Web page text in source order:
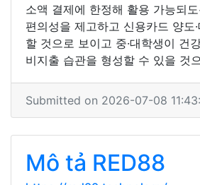
소액 결제에 한정해 활용 가능되
편의성을 제고하고 신용카드 양도
할 것으로 보이고 중·대학생이 건
비지출 습관을 형성할 수 있을 것
Submitted on 2026-07-08
Mô tả RED88